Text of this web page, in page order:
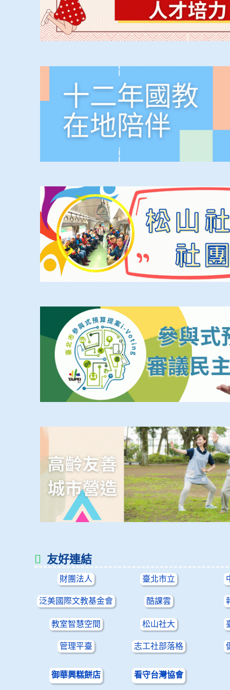
友好連結
財團法人
泛美國際文教基金會
臺北市立
酷課雲
教室智慧空間
管理平臺
松山社大
志工社部落格
御華興糕餅店 看守台灣協會